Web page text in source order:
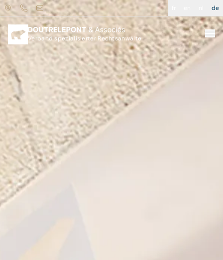
de
Verband spezialisierter Rechtsanwälte